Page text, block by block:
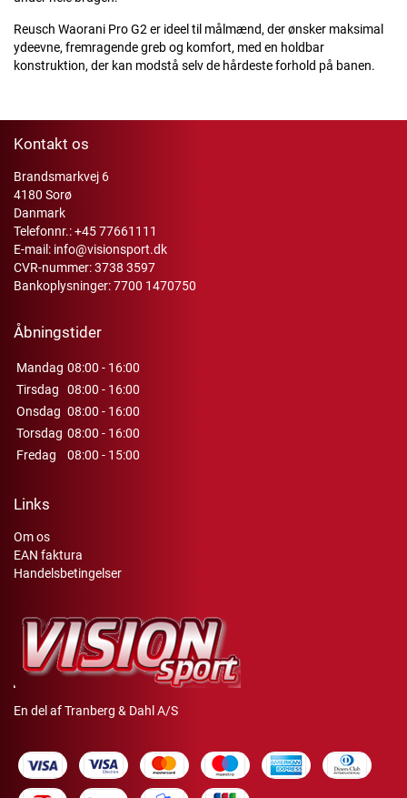
Reusch Waorani Pro G2 er ideel til målmænd, der ønsker maksimal
ydeevne, fremragende greb og komfort, med en holdbar
konstruktion, der kan modstå selv de hårdeste forhold på banen.
Kontakt os
Brandsmarkvej 6
4180 Sorø
Danmark
Telefonnr.:+45 77661111
E-mail: info@visionsport.dk
CVR-nummer: 3738 3597
Bankoplysninger: 7700 1470750
Åbningstider
Mandag 08:00 - 16:00
Tirsdag
08:00 - 16:00
Onsdag 08:00 - 16:00
Torsdag 08:00 - 16:00
Fredag
08:00 - 15:00
Links
Om os
EAN faktura
Handelsbetingelser
En del af Tranberg & Dahl A/S